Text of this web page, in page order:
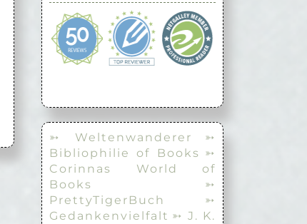
➳ Weltenwanderer
➳
Bibliophilie of Books ➳
Corinnas World of
Books
➳
PrettyTigerBuch
➳
Gedankenvielfalt ➳ J. K.